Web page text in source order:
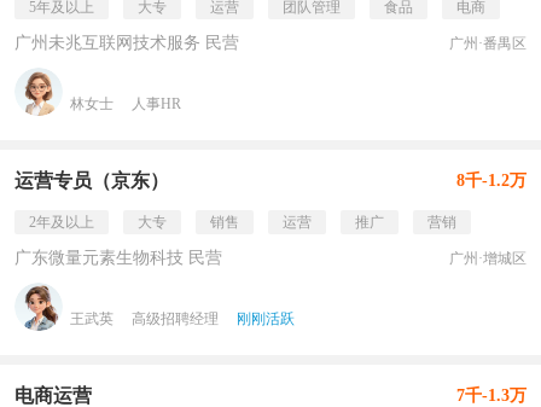
5年及以上 大专 运营 团队管理 食品 电商
广州未兆互联网技术服务 民营 广州·番禺区
林女士 人事HR
运营专员（京东） 8千-1.2万
2年及以上 大专 销售 运营 推广 营销
广东微量元素生物科技 民营 广州·增城区
王武英 高级招聘经理 刚刚活跃
电商运营 7千-1.3万